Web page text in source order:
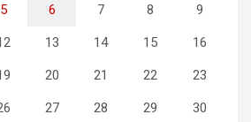
5 6 7 8 9
13 14 15 16
20 21 22 23
27 28 29 30